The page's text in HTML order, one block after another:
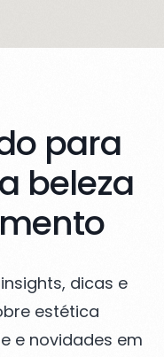
para
beleza
dicas e
estética
e novidades em